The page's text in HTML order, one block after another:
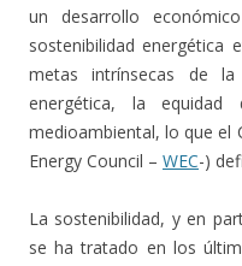
un desarrollo
sostenibilidad energética
metas intrínsecas de
energética, la
medioambiental, lo que el
Energy Council – WEC-)
La sostenibilidad, y en
se ha tratado en los